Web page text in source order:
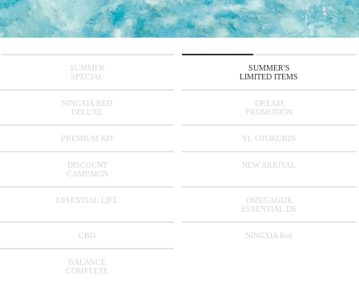
SUMMER
SPECIAL
SUMMER'S
LIMITED ITEMS
NINGXIA RED
DELUXE
DREAM
PROMOTION
PREMIUM KIT YL OTOKUBIN
DISCOUNT
CAMPAIGN
NEW ARRIVAL
ESSENTIAL LIFE
OMEGAGIZE
ESSENTIAL DS
CBD NINGXIA Red
BALANCE
COMPLETE